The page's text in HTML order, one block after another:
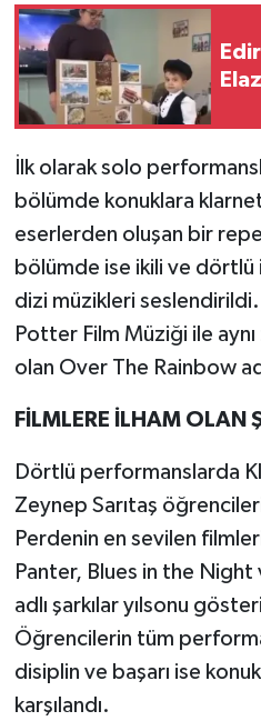
İlk olarak solo
bölümde konuklara klarnet
eserlerden oluşan bir
bölümde ise ikili ve
dizi müzikleri
Potter Film Müziği ile
olan Over The Rainbow
FİLMLERE İLHAM OLAN
Dörtlü performanslarda
Zeynep Sarıtaş
Perdenin en sevilen
Panter, Blues in the
adlı şarkılar yılsonu
Öğrencilerin tüm
disiplin ve başarı ise
karşılandı.